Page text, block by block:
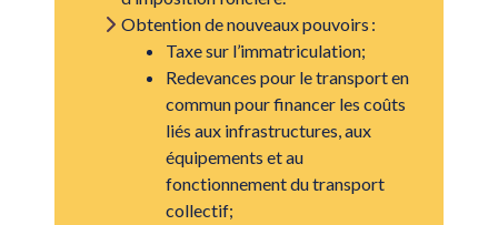
Obtention de nouveaux pouvoirs :
Taxe sur l’immatriculation;
Redevances pour le transport en
commun pour financer les coûts
liés aux infrastructures, aux
équipements et au
fonctionnement du transport
collectif;